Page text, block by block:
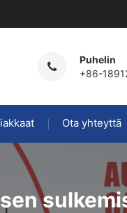
Puhelin
+86-
Ota yhteyttä